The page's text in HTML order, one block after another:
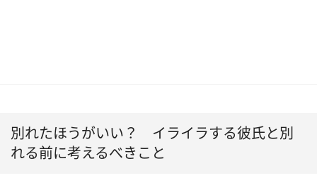
別れたほうがいい？ イライラする彼氏と別
れる前に考えるべきこと